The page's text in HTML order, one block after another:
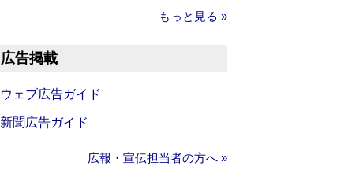
もっと見る »
広告掲載
ウェブ広告ガイド
新聞広告ガイド
広報・宣伝担当者の方へ »